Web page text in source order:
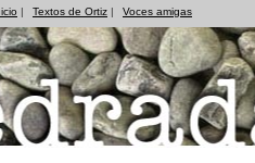
| Textos de Ortiz | Voces amigas